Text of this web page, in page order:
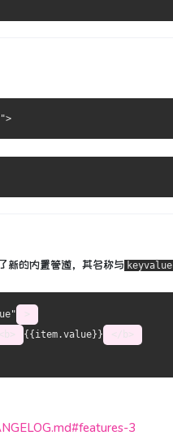
>
新的内置管道，其名称与 keyvalue
<b> {{item.value}}
</b>
3